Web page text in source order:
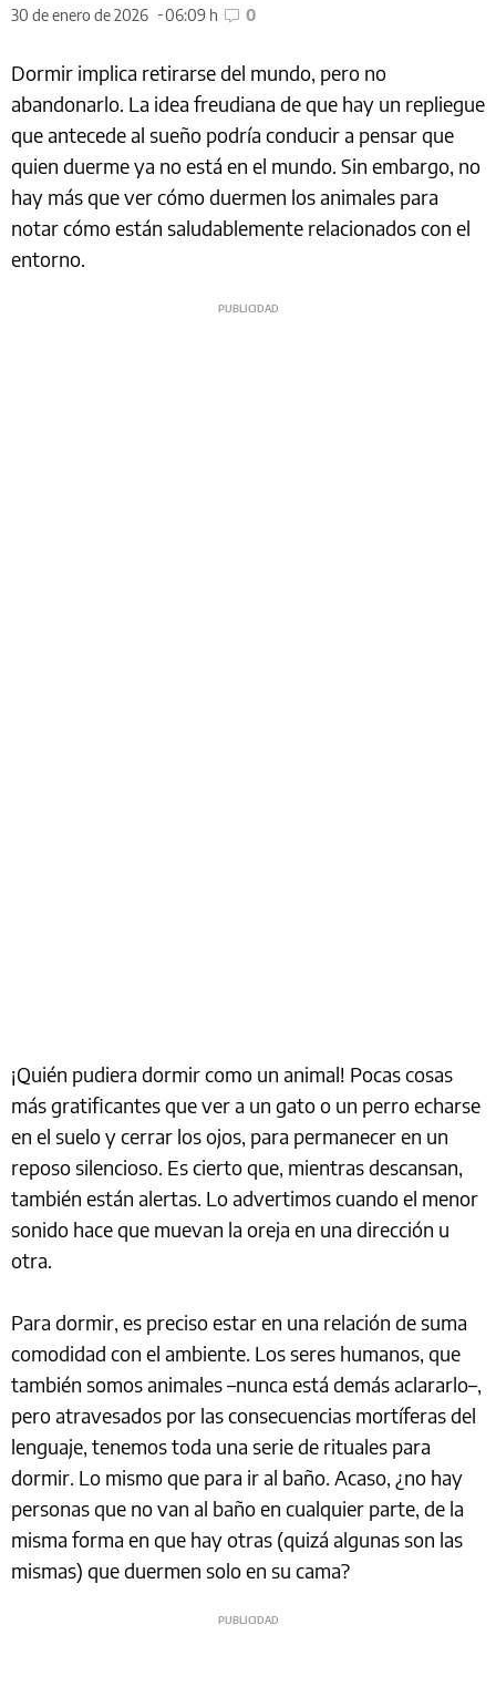
30 de enero de 2026 06:09 h 0
Dormir implica retirarse del mundo, pero no
abandonarlo. La idea freudiana de que hay un repliegue
que antecede al sueño podría conducir a pensar que
quien duerme ya no está en el mundo. Sin embargo, no
hay más que ver cómo duermen los animales para
notar cómo están saludablemente relacionados con el
entorno.
¡Quién pudiera dormir como un animal! Pocas cosas
más gratificantes que ver a un gato o un perro echarse
en el suelo y cerrar los ojos, para permanecer en un
reposo silencioso. Es cierto que, mientras descansan,
también están alertas. Lo advertimos cuando el menor
sonido hace que muevan la oreja en una dirección u
otra.
Para dormir, es preciso estar en una relación de suma
comodidad con el ambiente. Los seres humanos, que
también somos animales –nunca está demás aclararlo–,
pero atravesados por las consecuencias mortíferas del
lenguaje, tenemos toda una serie de rituales para
dormir. Lo mismo que para ir al baño. Acaso, ¿no hay
personas que no van al baño en cualquier parte, de la
misma forma en que hay otras (quizá algunas son las
mismas) que duermen solo en su cama?